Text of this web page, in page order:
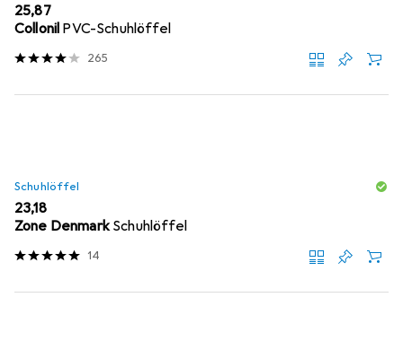
EUR
25,87
Collonil PVC-Schuhlöffel
265
Schuhlöffel
EUR
23,18
Zone Denmark Schuhlöffel
14